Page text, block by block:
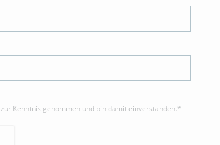
zur Kenntnis genommen und bin damit einverstanden.*